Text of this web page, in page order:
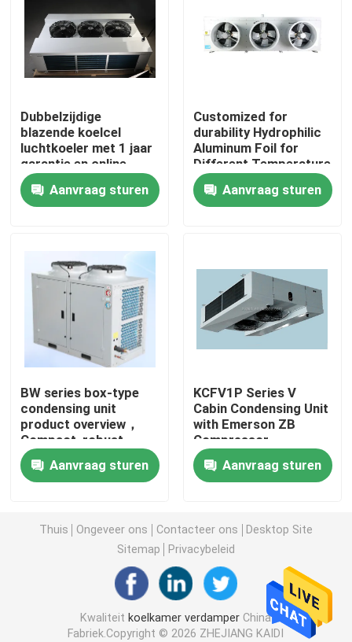
Kwaliteitscontrole
Neem contact met ons op
Nieuws
Gevallen
koelkamer verdamper
de koeler van de koude ruimtelucht
Koude Zaal Koelingsmateriaal
Koude Zaal Condenserende Eenheid
Water Gekoelde Condenserende Eenheid
Compressor Condenserende Eenheid
Water gekoelde condensator
Dubbelzijdige
blazende koelcel
luchtkoeler met 1 jaar
garantie en online
ondersteuning voor
koelverdampers
Aanvraag sturen
Customized for
durability Hydrophilic
Aluminum Foil for
Different Temperature
and Humidity
Requirements in Cold
Room Condensing Unit
Aanvraag sturen
BW series box-type
condensing unit
product overview，
Compact, robust,
robust and
customizable，
Applicable to various
Aanvraag sturen
KCFV1P Series V
Cabin Condensing Unit
with Emerson ZB
Compressor
Aanvraag sturen
Thuis Ongeveer ons Contacteer ons
Desktop Site
Sitemap
Privacybeleid
Kwaliteit koelkamer verdamper China
Fabriek.Copyright © 2026 ZHEJIANG KAIDI